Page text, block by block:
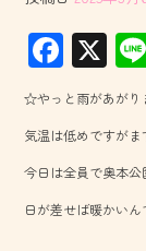
F
ac
e
b
o
ok
X
☆やっと雨があが
気温は低めですが
今日は全員で奥本公
日が差せば暖かい